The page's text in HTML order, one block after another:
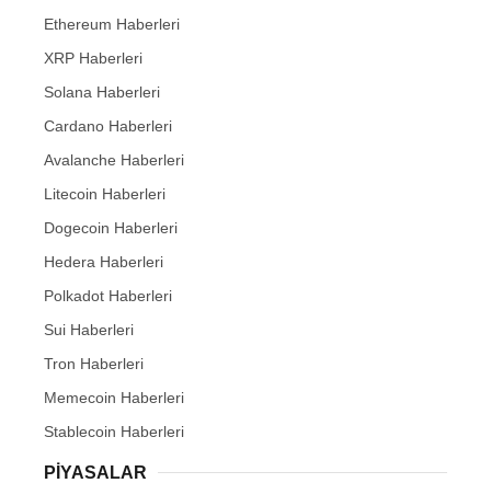
Ethereum Haberleri
XRP Haberleri
Solana Haberleri
Cardano Haberleri
Avalanche Haberleri
Litecoin Haberleri
Dogecoin Haberleri
Hedera Haberleri
Polkadot Haberleri
Sui Haberleri
Tron Haberleri
Memecoin Haberleri
Stablecoin Haberleri
PIYASALAR